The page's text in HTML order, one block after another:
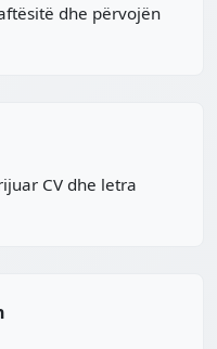
dhe përvojën
CV dhe letra